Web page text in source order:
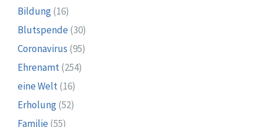
Bildung(16)
Blutspende (30)
Coronavirus (95)
Ehrenamt(254)
eine Welt(16)
Erholung(52)
Familie (55)